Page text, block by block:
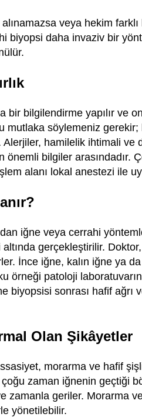
veya hekim
biyopsi daha invaziv bir
bilgilendirme yapılır ve
mutlaka söylemeniz
Alerjiler, hamilelik ihtimali ve
bilgiler arasındadır.
alanı lokal anestezi ile
iğne veya cerrahi
gerçekleştirilir.
İnce iğne, kalın iğne ya
örneği patoloji
biyopsisi sonrası hafif ağrı
Olan Şikâyetler
morarma ve hafif
zaman iğnenin geçtiği
zamanla geriler. Morarma
yönetilebilir.